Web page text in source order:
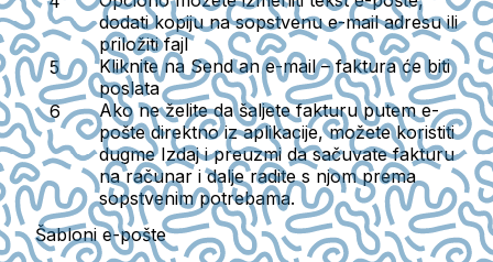
dodati kopiju na sopstvenu e-mail adresu ili
priložiti fajl
Kliknite na Send an e-mail– faktura će biti
poslata
Ako ne želite da šaljete fakturu putem e-
pošte direktno iz aplikacije, možete koristiti
dugme Izdaj i preuzmi da sačuvate fakturu
na računar i dalje radite s njom prema
sopstvenim potrebama.
Šabloni e-pošte